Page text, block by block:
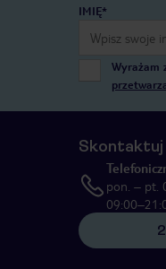
IMIĘ*
Wyrażam
Skontaktuj
pon. – pt.